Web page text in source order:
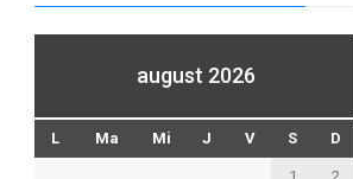
august 2026
L Ma Mi J V S D